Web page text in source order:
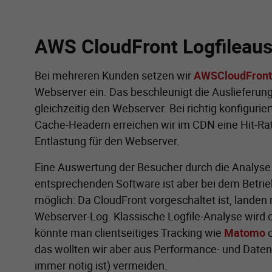
AWS CloudFront
Bei mehreren Kunden setzen wirAWSCloudFront
Webserver ein. Das beschleunigt die
gleichzeitig den Webserver. Bei richtig
Cache-Headern erreichen wir im CDN eine Hit-
Entlastung für den Webserver.
Eine Auswertung der Besucher durch die
entsprechenden Software ist aber bei dem
möglich: Da CloudFront vorgeschaltet ist,
Webserver-Log. Klassische Logfile-Analyse
könnte man clientseitiges Tracking wie Matomo
das wollten wir aber aus Performance- und
immer nötig ist) vermeiden.